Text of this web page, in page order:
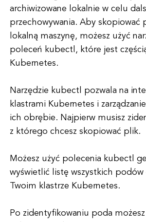
archiwizowane lokalnie w celu
przechowywania. Aby skopiować
lokalną maszynę, możesz użyć
poleceń kubectl, które jest
Kubernetes.
Narzędzie kubectl pozwala na
klastrami Kubernetes i
ich obrębie. Najpierw musisz
z którego chcesz skopiować plik.
Możesz użyć polecenia kubectl
wyświetlić listę wszystkich podów
Twoim klastrze Kubernetes.
Po zidentyfikowaniu poda